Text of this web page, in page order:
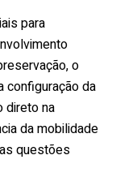
para
o
configuração da
direto na
da mobilidade
questões